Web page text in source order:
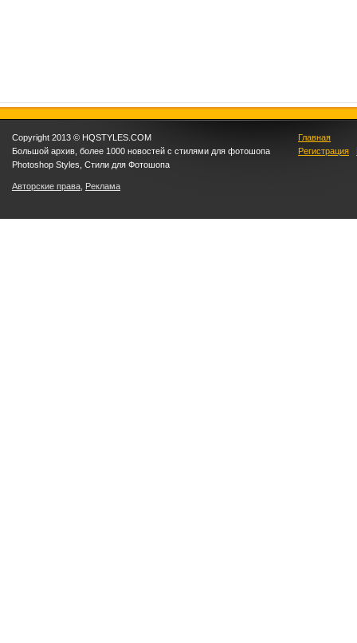
Copyright 2013 © HQSTYLES.COM
Большой архив, более 1000 новостей с стилями для фотошопа
Photoshop Styles, Стили для Фотошопа
Авторские права Реклама
Главная
Регистрация